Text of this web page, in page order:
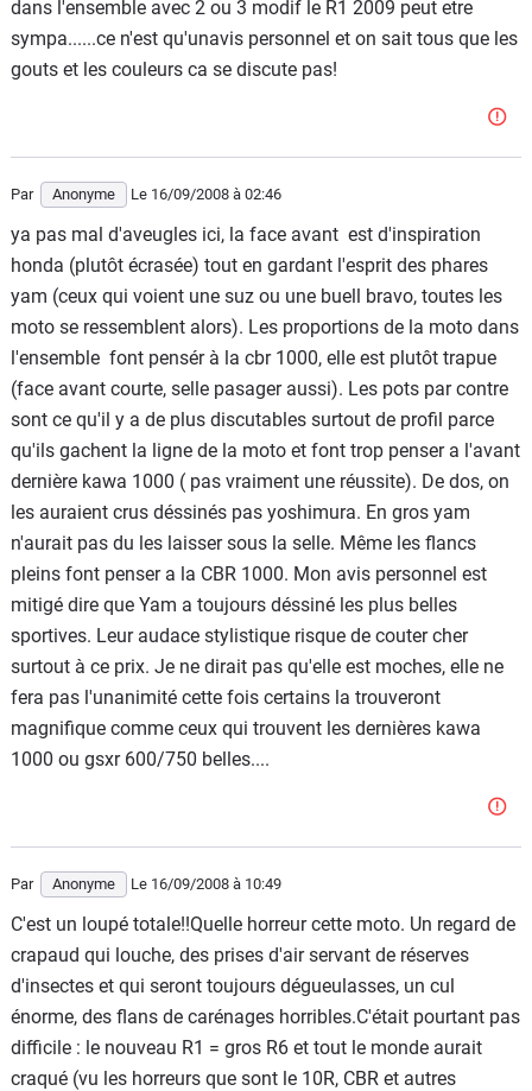
dans l'ensemble avec 2 ou 3 modif le R1 2009 peut etre
sympa......ce n'est qu'unavis personnel et on sait tous que les
gouts et les couleurs ca se discute pas!
Par Anonyme Le 16/09/2008 à 02:46
ya pas mal d'aveugles ici, la face avant est d'inspiration
honda (plutôt écrasée) tout en gardant l'esprit des phares
yam (ceux qui voient une suz ou une buell bravo, toutes les
moto se ressemblent alors). Les proportions de la moto dans
l'ensemble font pensér à la cbr 1000, elle est plutôt trapue
(face avant courte, selle pasager aussi). Les pots par contre
sont ce qu'il y a de plus discutables surtout de profil parce
qu'ils gachent la ligne de la moto et font trop penser a l'avant
dernière kawa 1000 ( pas vraiment une réussite). De dos, on
les auraient crus déssinés pas yoshimura. En gros yam
n'aurait pas du les laisser sous la selle. Même les flancs
pleins font penser a la CBR 1000. Mon avis personnel est
mitigé dire que Yam a toujours déssiné les plus belles
sportives. Leur audace stylistique risque de couter cher
surtout à ce prix. Je ne dirait pas qu'elle est moches, elle ne
fera pas l'unanimité cette fois certains la trouveront
magnifique comme ceux qui trouvent les dernières kawa
1000 ou gsxr 600/750 belles....
Par Anonyme Le 16/09/2008 à 10:49
C'est un loupé totale!!Quelle horreur cette moto. Un regard de
crapaud qui louche, des prises d'air servant de réserves
d'insectes et qui seront toujours dégueulasses, un cul
énorme, des flans de carénages horribles.C'était pourtant pas
difficile : le nouveau R1 = gros R6 et tout le monde aurait
craqué (vu les horreurs que sont le 10R, CBR et autres